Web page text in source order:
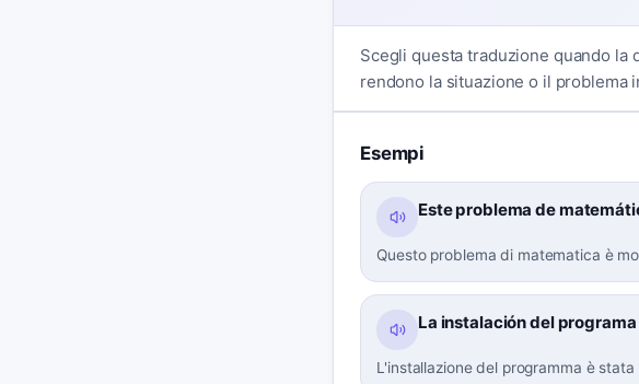
Scegli questa traduzione quando la
rendono la situazione o il problema
Esempi
Este problema de
Questo problema di matematica è
La instalación del
L'installazione del programma è